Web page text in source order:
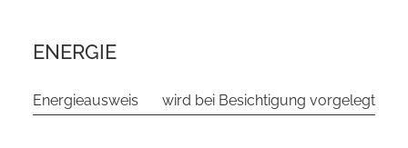
ENERGIE
Energieausweis wird bei Besichtigung vorgelegt